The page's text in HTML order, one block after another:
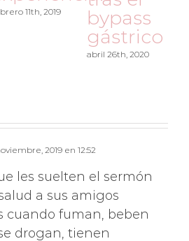
gástrico
marzo 17th, 2020 marzo 10th,
2019 en 12:52
les suelten el sermón
a sus amigos
cuando fuman, beben
drogan, tienen
tóxicas o comen